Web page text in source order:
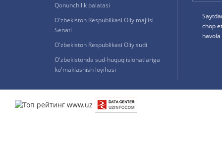
Qonunchilik palatasi
O'zbekiston Respublikasi Oliy majlisi
Senati
O'zbekiston Respublikasi Oliy sudi
O'zbekistonda sud-huquq islohatlariga
ko'maklashish loyihasi
chop